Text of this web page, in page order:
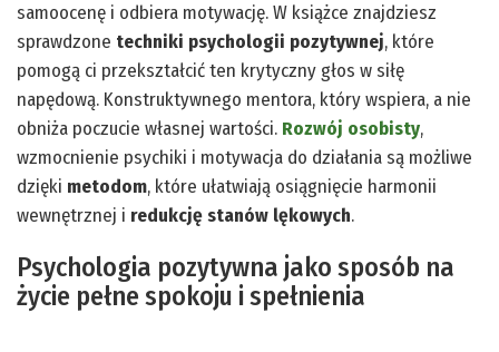
samoocenę i odbiera motywację. W książce znajdziesz
sprawdzone techniki psychologii pozytywnej, które
pomogą ci przekształcić ten krytyczny głos w siłę
napędową. Konstruktywnego mentora, który wspiera, a nie
obniża poczucie własnej wartości. Rozwój osobisty,
wzmocnienie psychiki i motywacja do działania są możliwe
dzięki metodom, które ułatwiają osiągnięcie harmonii
wewnętrznej i redukcję stanów lękowych.
Psychologia pozytywna jako sposób na
życie pełne spokoju i spełnienia